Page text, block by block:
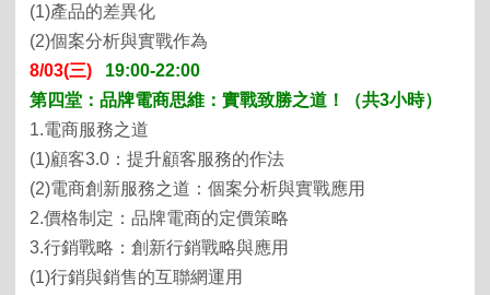
(1)產品的差異化
(2)個案分析與實戰作為
8/03(三)
19:00-22:00
第四堂：品牌電商思維：實戰致勝之道！（共3小時）
1.電商服務之道
(1)顧客3.0 ：提升顧客服務的作法
(2)電商創新服務之道：個案分析與實戰應用
2.價格制定：品牌電商的定價策略
3.行銷戰略：創新行銷戰略與應用
(1)行銷與銷售的互聯網運用